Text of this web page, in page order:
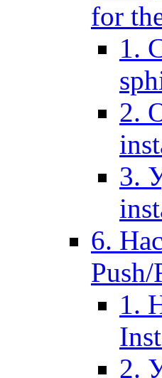
for
1.
2.
3.
6.
1.
2.